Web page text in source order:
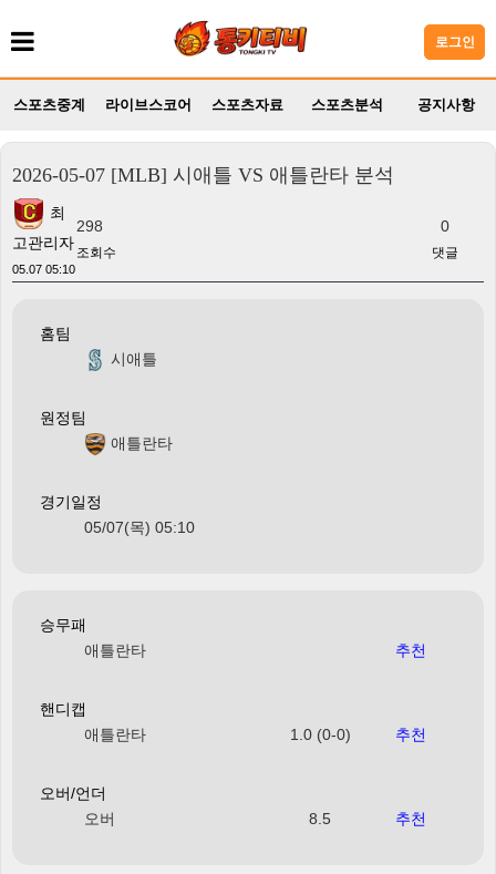
로그인
스포츠중계 라이브스코어 스포츠자료 스포츠분석 공지사항
2026-05-07 [MLB] 시애틀 VS 애틀란타 분석
최
고관리자
05.07 05:10
298
조회수
0
댓글
홈팀
시애틀
원정팀
애틀란타
경기일정
05/07(목) 05:10
승무패
애틀란타
추천
핸디캡
애틀란타
1.0 (0-0) 추천
오버/언더
오버
8.5 추천